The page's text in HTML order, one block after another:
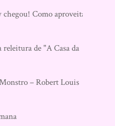
Como aproveitar
releitura de "A Casa da
– Robert Louis